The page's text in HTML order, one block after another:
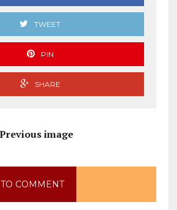
TWEET
PIN
SHARE
Previous image
COMMENT